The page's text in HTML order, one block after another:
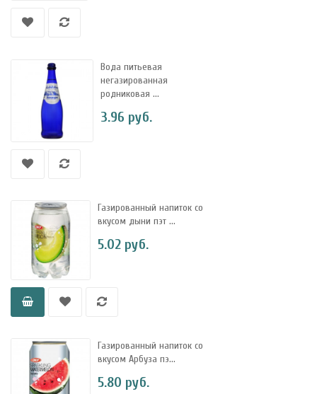
Вода питьевая
негазированная
родниковая ...
3.96 руб.
Газированный напиток со
вкусом дыни пэт ...
5.02 руб.
Газированный напиток со
вкусом Арбуза пэ...
5.80 руб.